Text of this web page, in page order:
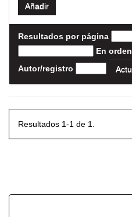
Resultados por página
En orden
Autor/registro
Resultados 1-1 de 1.